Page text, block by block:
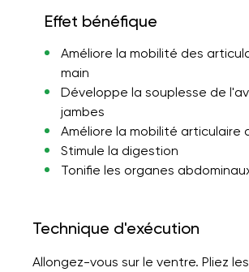
Effet bénéfique
Améliore la mobilité des
main
Développe la souplesse de
jambes
Améliore la mobilité articulaire
Stimule la digestion
Tonifie les organes
Technique d'exécution
Allongez-vous sur le ventre. Pliez